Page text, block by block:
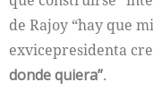
de Rajoy “hay que
exvicepresidenta
donde quiera”.